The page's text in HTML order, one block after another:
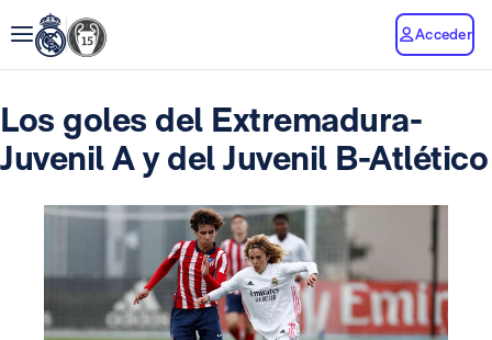
Acceder
Los goles del Extremadura-
Juvenil A y del Juvenil B-Atlético